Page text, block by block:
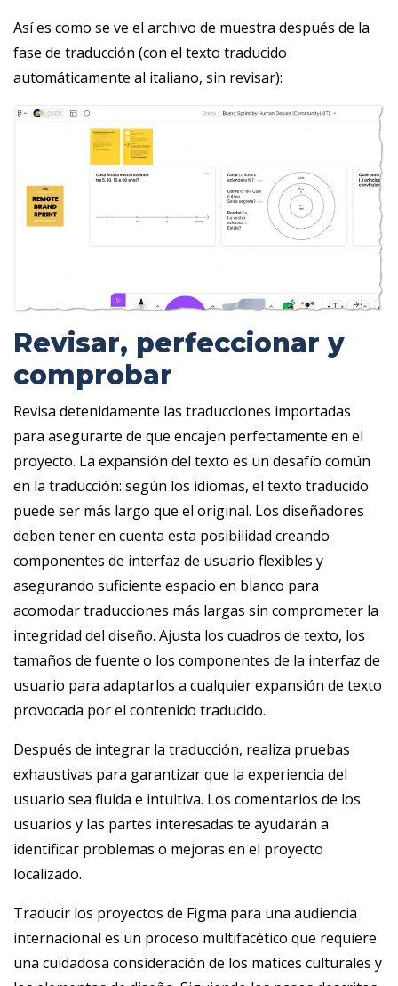
Así es como se ve el archivo de muestra después de la
fase de traducción (con el texto traducido
automáticamente al italiano, sin revisar):
Revisar, perfeccionar y
comprobar
Revisa detenidamente las traducciones importadas
para asegurarte de que encajen perfectamente en el
proyecto. La expansión del texto es un desafío común
en la traducción: según los idiomas, el texto traducido
puede ser más largo que el original. Los diseñadores
deben tener en cuenta esta posibilidad creando
componentes de interfaz de usuario flexibles y
asegurando suficiente espacio en blanco para
acomodar traducciones más largas sin comprometer la
integridad del diseño. Ajusta los cuadros de texto, los
tamaños de fuente o los componentes de la interfaz de
usuario para adaptarlos a cualquier expansión de texto
provocada por el contenido traducido.
Después de integrar la traducción, realiza pruebas
exhaustivas para garantizar que la experiencia del
usuario sea fluida e intuitiva. Los comentarios de los
usuarios y las partes interesadas te ayudarán a
identificar problemas o mejoras en el proyecto
localizado.
Traducir los proyectos de Figma para una audiencia
internacional es un proceso multifacético que requiere
una cuidadosa consideración de los matices culturales y